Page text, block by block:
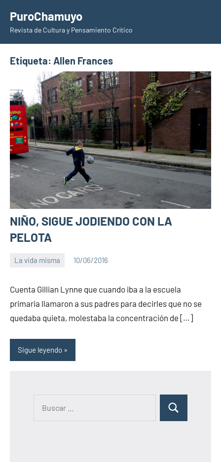
contenido
PuroChamuyo
Revista de Cultura y Pensamiento Crítico
Etiqueta: Allen Frances
NIÑO, SIGUE JODIENDO CON LA
PELOTA
La vida misma 10/06/2016
Cuenta Gillian Lynne que cuando iba a la escuela
primaria llamaron a sus padres para decirles que no se
quedaba quieta, molestaba la concentración de […]
Sigue leyendo
B